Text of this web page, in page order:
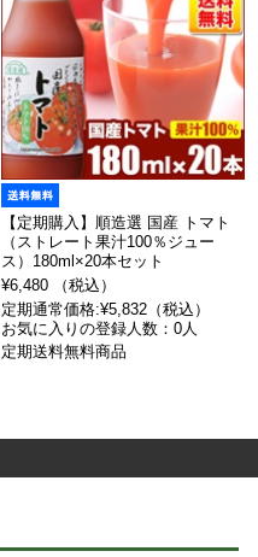
【定期購入】順造選 国産 トマト
（ストレート果汁100％ジュー
ス）180ml×20本セット
¥6,480 （税込）
定期通常価格:¥5,832（税込）
お気に入りの登録人数：0人
定期送料無料商品